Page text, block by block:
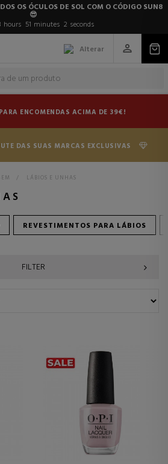
OS ÓCULOS DE SOL COM O CÓDIGO SUN8
😎
hours 51 minutes 1 second
Alterar
ENCOMENDAS ACIMA DE 39€!
DAS SUAS MARCAS EXCLUSIVAS
> LÁBIOS E UNHAS
REVESTIMENTOS PARA LÁBIOS
FILTER